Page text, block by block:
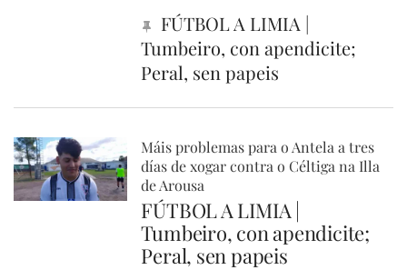
FÚTBOL A LIMIA |
Tumbeiro, con apendicite;
Peral, sen papeis
Máis problemas para o Antela a tres
días de xogar contra o Céltiga na Illa
de Arousa
FÚTBOL A LIMIA |
Tumbeiro, con apendicite;
Peral, sen papeis